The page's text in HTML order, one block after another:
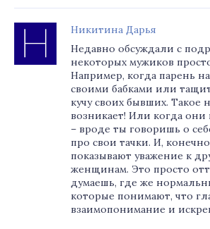
Никитина Дарья
Недавно обсуждали с
некоторых мужиков
Например, когда парень
своими бабками или
кучу своих бывших. Такое
возникает! Или когда они
– вроде ты говоришь о
про свои тачки. И,
показывают уважение к
женщинам. Это просто
думаешь, где же
которые понимают, что
взаимопонимание и